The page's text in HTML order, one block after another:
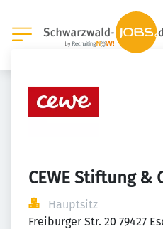
CEWE Stiftung &
Hauptsitz
Freiburger Str. 20 79427